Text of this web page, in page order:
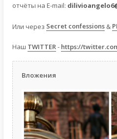
отчёты на E-mail:
Или через Secret confessions &
Наш TWITTER- https://
Вложения